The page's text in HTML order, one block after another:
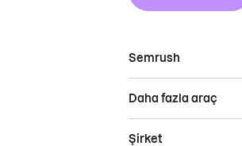
Semrush
Daha fazla araç
Şirket